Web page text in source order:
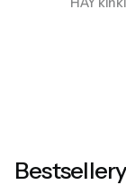
Bestsellery